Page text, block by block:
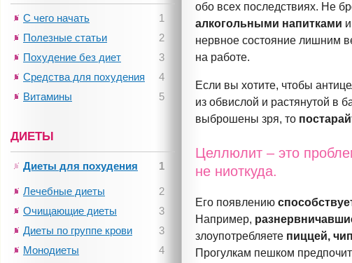
обо всех последствиях. Не
алкогольными напитками
нервное состояние лишним
на работе.
Если вы хотите, чтобы
из обвислой и растянутой в
выброшены зря, то
Целлюлит – это
не ниоткуда.
Его появлению
Например,
злоупотребляете пиццей,
Прогулкам пешком
1
С чего начать
2
Полезные статьи
3
Похудение без диет
4
Средства для похудения
5
Витамины
ДИЕТЫ
1
Диеты для похудения
2
Лечебные диеты
3
Очищающие диеты
3
Диеты по группе крови
4
Монодиеты